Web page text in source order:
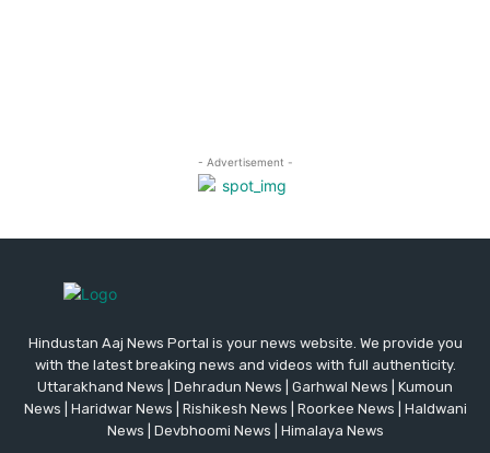
Hindustan Aaj News Portal is your news website. We provide you
with the latest breaking news and videos with full authenticity.
Uttarakhand News | Dehradun News | Garhwal News | Kumoun
News | Haridwar News | Rishikesh News | Roorkee News | Haldwani
News | Devbhoomi News | Himalaya News